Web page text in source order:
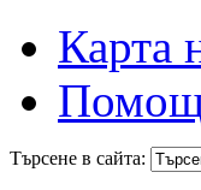
Карта
Търсене в сайта: